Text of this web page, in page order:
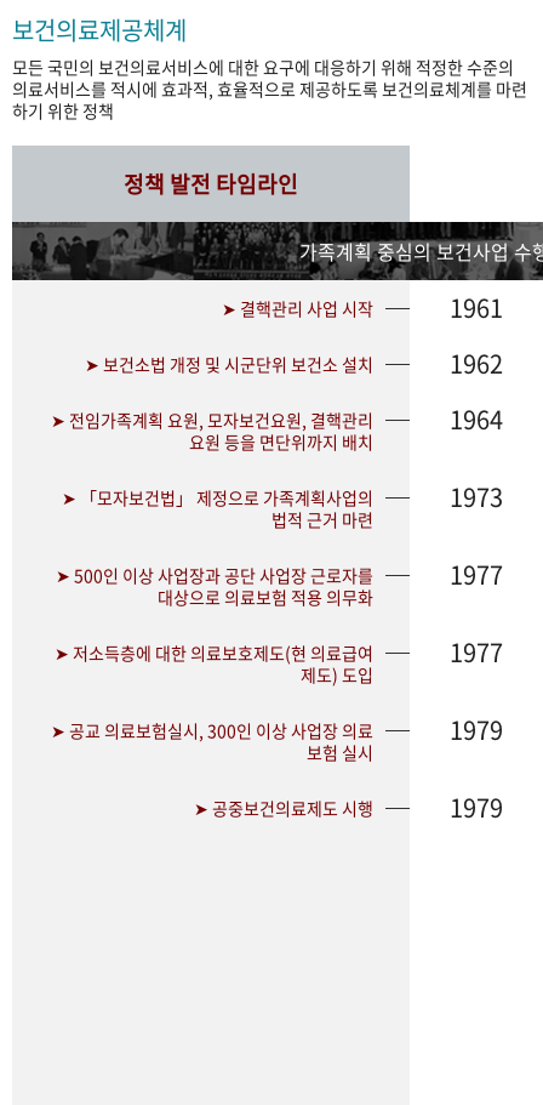
보건의료제공체계
모든 국민의 보건의료서비스에 대한 요구에 대응하기 위해 적정한 수준의
의료서비스를 적시에 효과적, 효율적으로 제공하도록 보건의료체계를 마련
하기 위한 정책
정책 발전 타임라인
가족계획 중심의 보건사업 수
➤ 결핵관리 사업 시작 1961
➤ 보건소법 개정 및 시군단위 보건소 설치 1962
➤ 전임가족계획 요원, 모자보건요원, 결핵관리
요원 등을 면단위까지 배치
1964
➤ 「모자보건법」 제정으로 가족계획사업의
법적 근거 마련
1973
➤ 500인 이상 사업장과 공단 사업장 근로자를
대상으로 의료보험 적용 의무화
1977
➤ 저소득층에 대한 의료보호제도(현 의료급여
제도) 도입
1977
➤ 공교 의료보험실시, 300인 이상 사업장 의료
보험 실시
1979
➤ 공중보건의료제도 시행 1979